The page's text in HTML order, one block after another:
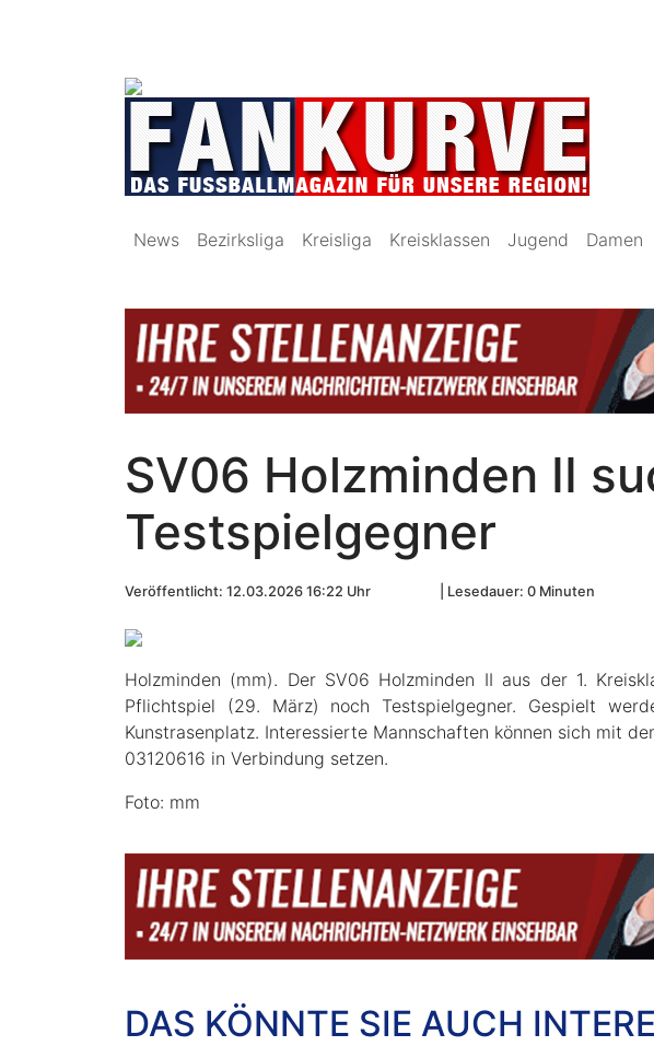
News Bezirksliga Kreisliga Kreisklassen Jugend Damen
SV06 Holzminden II
Testspielgegner
Veröffentlicht: 12.03.2026 16:22 Uhr Lesedauer: 0 Minuten
Holzminden (mm). Der SV06 Holzminden II aus der 1.
Pflichtspiel (29. März) noch Testspielgegner. Gespielt
Kunstrasenplatz. Interessierte Mannschaften können sich mit
03120616 in Verbindung setzen.
Foto: mm
DAS KÖNNTE SIE AUCH